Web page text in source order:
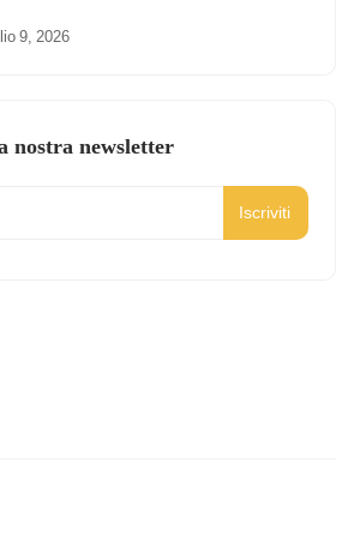
9, 2026
nostra newsletter
Iscriviti